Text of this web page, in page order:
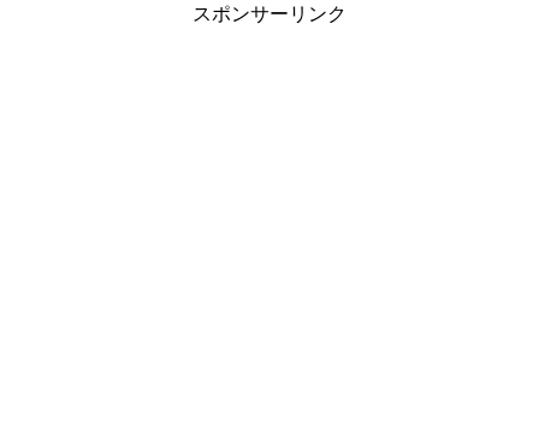
スポンサーリンク